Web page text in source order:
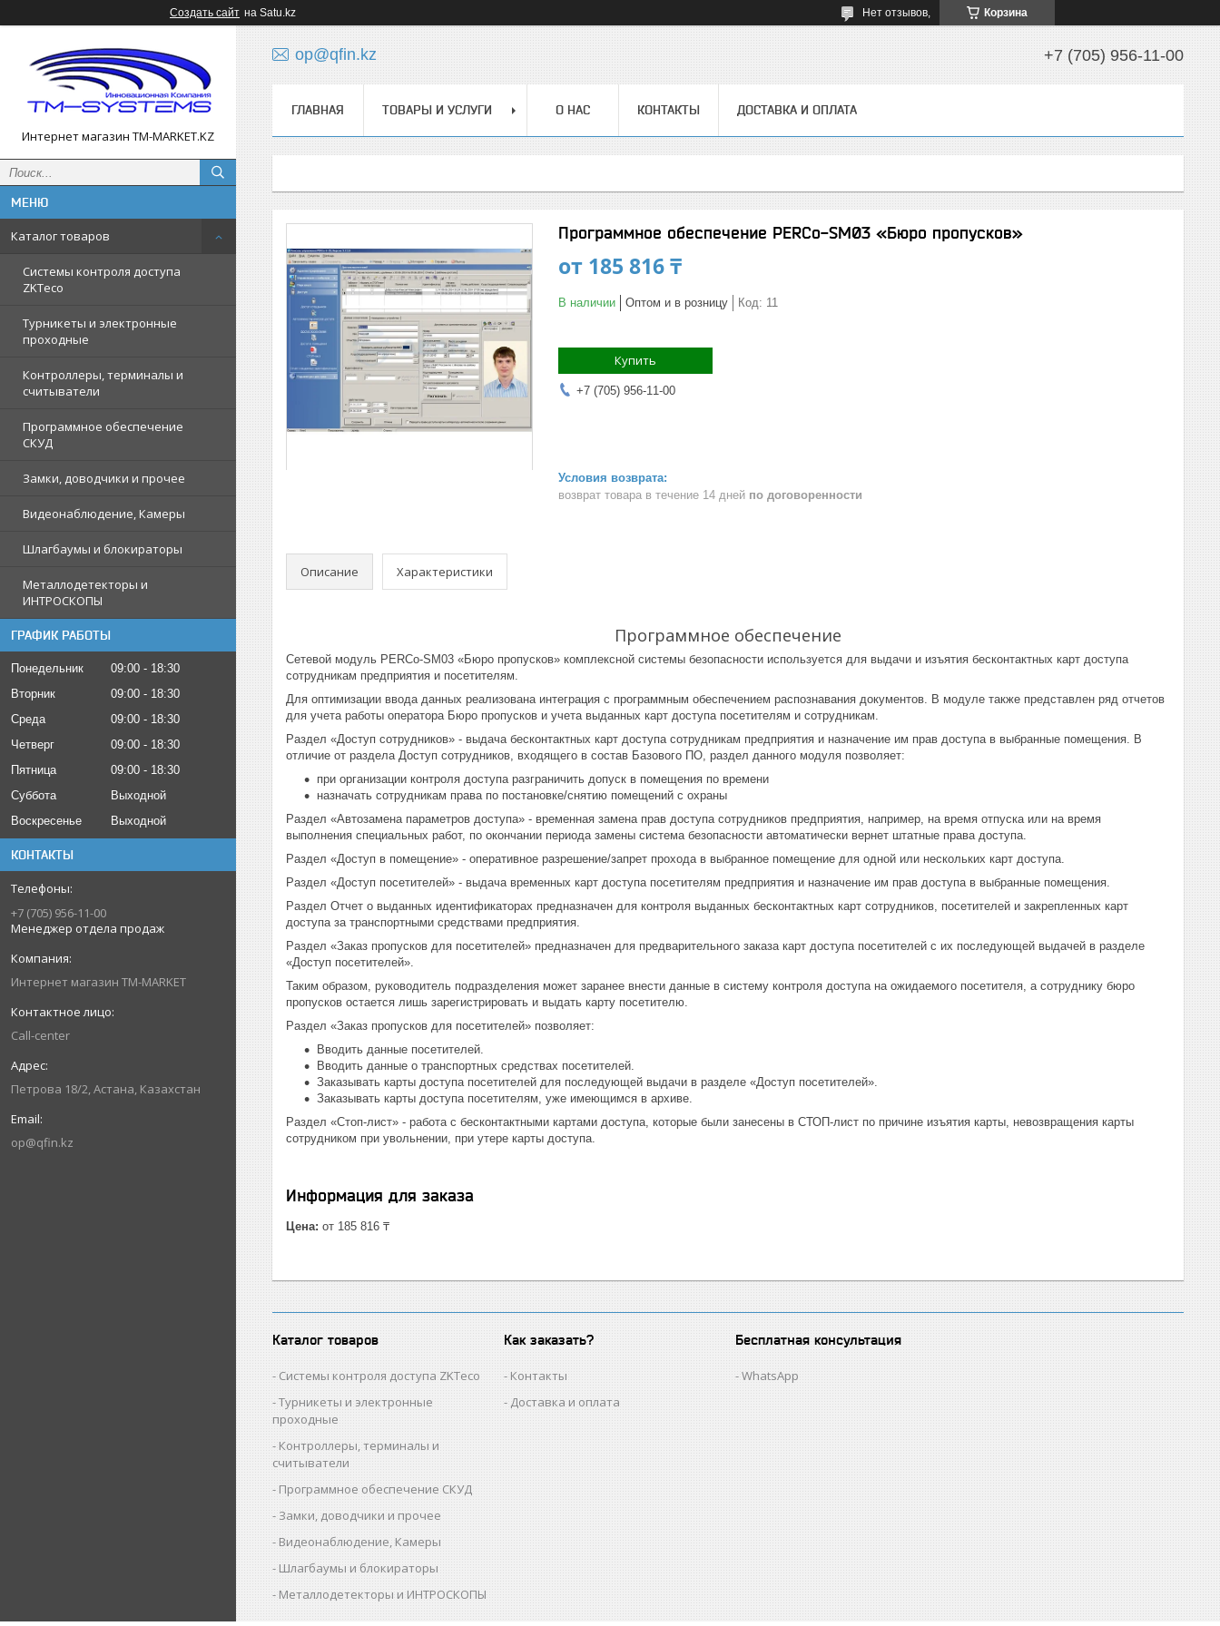
Создать сайт на Satu.kz Корзина
Нет отзывов,
Интернет магазин TM-MARKET.KZ
Каталог товаров
Cистемы контроля доступа
ZKTeco
Турникеты и электронные
проходные
Контроллеры, терминалы и
считыватели
Программное обеспечение
СКУД
Замки, доводчики и прочее
Видеонаблюдение, Камеры
Шлагбаумы и блокираторы
Металлодетекторы и
ИНТРОСКОПЫ
ГРАФИК РАБОТЫ
Понедельник 09:00
18:30
Вторник
09:00
18:30
Среда
09:00
18:30
Четверг
09:00
18:30
Пятница
09:00
18:30
Суббота
Выходной
Воскресенье
Выходной
КОНТАКТЫ
+7 (705) 956-11-00
Менеджер отдела продаж
Интернет магазин TM-MARKET
Call-center
Петрова 18/2, Астана, Казахстан
op@qfin.kz
op@qfin.kz +7 (705) 956-11-00
ГЛАВНАЯ ТОВАРЫ И УСЛУГИ О НАС КОНТАКТЫ ДОСТАВКА И ОПЛАТА
Программное обеспечение PERCo-SM03 «Бюро пропусков»
от 185 816 ₸
В наличии Оптом и в розницу Код: 11
Купить
+7 (705) 956-11-00
возврат товара в течение 14 дней по договоренности
Описание Характеристики
Программное обеспечение
Сетевой модуль PERCo-SM03 «Бюро пропусков» комплексной системы безопасности используется для выдачи и изъятия бесконтактных карт доступа
сотрудникам предприятия и посетителям.
Для оптимизации ввода данных реализована интеграция с программным обеспечением распознавания документов. В модуле также представлен ряд отчетов
для учета работы оператора Бюро пропусков и учета выданных карт доступа посетителям и сотрудникам.
Раздел «Доступ сотрудников» - выдача бесконтактных карт доступа сотрудникам предприятия и назначение им прав доступа в выбранные помещения. В
отличие от раздела Доступ сотрудников, входящего в состав Базового ПО, раздел данного модуля позволяет:
при организации контроля доступа разграничить допуск в помещения по времени
назначать сотрудникам права по постановке/снятию помещений с охраны
Раздел «Автозамена параметров доступа» - временная замена прав доступа сотрудников предприятия, например, на время отпуска или на время
выполнения специальных работ, по окончании периода замены система безопасности автоматически вернет штатные права доступа.
Раздел «Доступ в помещение» - оперативное разрешение/запрет прохода в выбранное помещение для одной или нескольких карт доступа.
Раздел «Доступ посетителей» - выдача временных карт доступа посетителям предприятия и назначение им прав доступа в выбранные помещения.
Раздел Отчет о выданных идентификаторах предназначен для контроля выданных бесконтактных карт сотрудников, посетителей и закрепленных карт
доступа за транспортными средствами предприятия.
Раздел «Заказ пропусков для посетителей» предназначен для предварительного заказа карт доступа посетителей с их последующей выдачей в разделе
«Доступ посетителей».
Таким образом, руководитель подразделения может заранее внести данные в систему контроля доступа на ожидаемого посетителя, а сотруднику бюро
пропусков остается лишь зарегистрировать и выдать карту посетителю.
Раздел «Заказ пропусков для посетителей» позволяет:
Вводить данные посетителей.
Вводить данные о транспортных средствах посетителей.
Заказывать карты доступа посетителей для последующей выдачи в разделе «Доступ посетителей».
Заказывать карты доступа посетителям, уже имеющимся в архиве.
Раздел «Стоп-лист» - работа с бесконтактными картами доступа, которые были занесены в СТОП-лист по причине изъятия карты, невозвращения карты
сотрудником при увольнении, при утере карты доступа.
Информация для заказа
Цена: от 185 816 ₸
Каталог товаров
Cистемы контроля доступа ZKTeco
Турникеты и электронные
проходные
Контроллеры, терминалы и
считыватели
Программное обеспечение СКУД
Замки, доводчики и прочее
Видеонаблюдение, Камеры
Шлагбаумы и блокираторы
Металлодетекторы и ИНТРОСКОПЫ
Как заказать?
Контакты
Доставка и оплата
Бесплатная консультация
WhatsApp